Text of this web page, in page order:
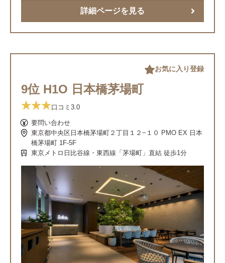
詳細ページを見る
9位 H1O 日本橋茅場町
口コミ 3.0
要問い合わせ
東京都中央区日本橋茅場町２丁目１２−１０ PMO EX 日本
橋茅場町 1F-5F
東京メトロ日比谷線・東西線「茅場町」直結 徒歩1分
お気に入り登録